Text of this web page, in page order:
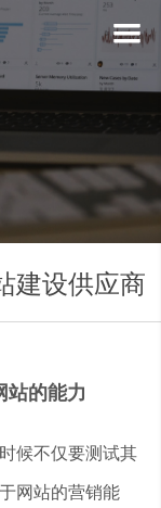
建设供应商
站的能力
候不仅要测试其
网站的营销能